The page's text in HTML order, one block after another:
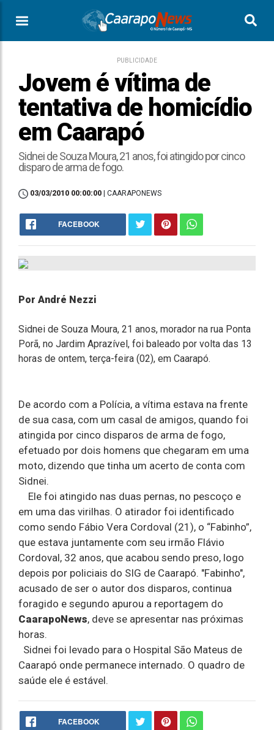
PUBLICIDADE
Jovem é vítima de
tentativa de homicídio
em Caarapó
Sidnei de Souza Moura, 21 anos, foi atingido por cinco
disparo de arma de fogo.
03/03/2010 00:00:00 | CAARAPONEWS
FACEBOOK
Por André Nezzi
Sidnei de Souza Moura, 21 anos, morador na rua Ponta
Porã, no Jardim Aprazível, foi baleado por volta das 13
horas de ontem, terça-feira (02), em Caarapó.
De acordo com a Polícia, a vítima estava na frente
de sua casa, com um casal de amigos, quando foi
atingida por cinco disparos de arma de fogo,
efetuado por dois homens que chegaram em uma
moto, dizendo que tinha um acerto de conta com
Sidnei.
Ele foi atingido nas duas pernas, no pescoço e
em uma das virilhas. O atirador foi identificado
como sendo Fábio Vera Cordoval (21), o “Fabinho”,
que estava juntamente com seu irmão Flávio
Cordoval, 32 anos, que acabou sendo preso, logo
depois por policiais do SIG de Caarapó. "Fabinho",
acusado de ser o autor dos disparos, continua
foragido e segundo apurou a reportagem do
CaarapoNews, deve se apresentar nas próximas
horas.
Sidnei foi levado para o Hospital São Mateus de
Caarapó onde permanece internado. O quadro de
saúde ele é estável.
FACEBOOK